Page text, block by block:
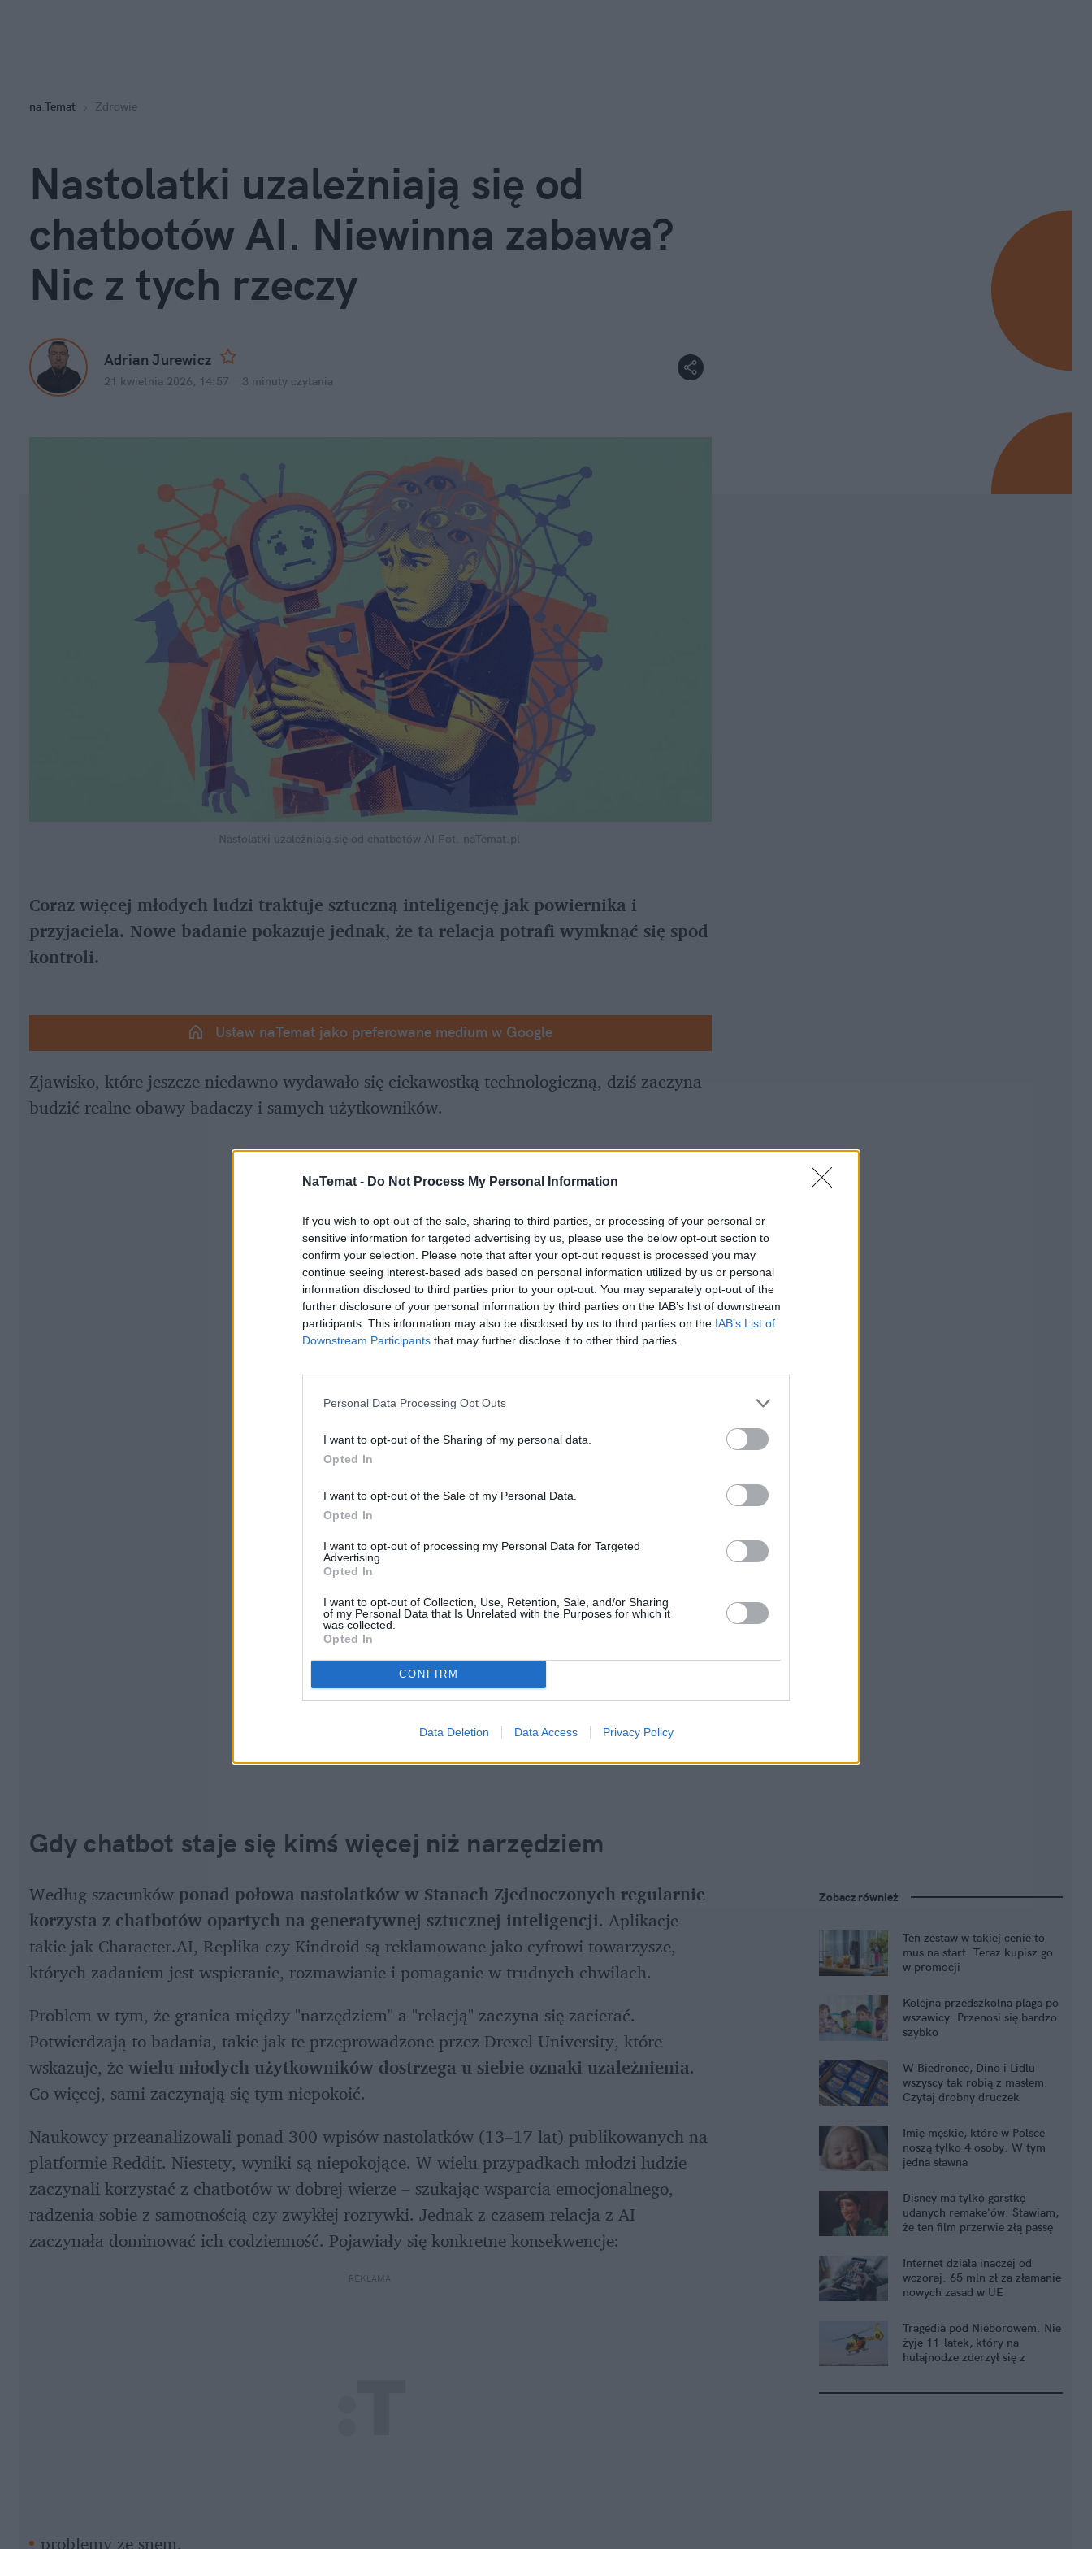
NaTemat - Do Not Process My Personal Information
If you wish to opt-out of the sale, sharing to third parties, or processing of your personal or
sensitive information for targeted advertising by us, please use the below opt-out section to
confirm your selection. Please note that after your opt-out request is processed you may
continue seeing interest-based ads based on personal information utilized by us or personal
information disclosed to third parties prior to your opt-out. You may separately opt-out of the
further disclosure of your personal information by third parties on the IAB’s list of downstream
participants. This information may also be disclosed by us to third parties on the IAB’s List of
Downstream Participants that may further disclose it to other third parties.
Personal Data Processing Opt Outs
I want to opt-out of the Sharing of my personal data.
Opted In
I want to opt-out of the Sale of my Personal Data.
Opted In
I want to opt-out of processing my Personal Data for Targeted
Advertising.
Opted In
I want to opt-out of Collection, Use, Retention, Sale, and/or Sharing
of my Personal Data that Is Unrelated with the Purposes for which it
was collected.
Opted In
CONFIRM
Data Deletion Data Access Privacy Policy
na:Temat Zdrowie
Nastolatki uzależniają się od
chatbotów AI. Niewinna zabawa?
Nic z tych rzeczy
Adrian Jurewicz
21 kwietnia 2026, 14:57 3 minuty czytania
Nastolatki uzależniają się od chatbotów AI Fot. naTemat.pl
Coraz więcej młodych ludzi traktuje sztuczną inteligencję jak powiernika i
przyjaciela. Nowe badanie pokazuje jednak, że ta relacja potrafi wymknąć się spod
kontroli.
Ustaw naTemat jako preferowane medium w Google
Zjawisko, które jeszcze niedawno wydawało się ciekawostką technologiczną, dziś zaczyna
budzić realne obawy badaczy i samych użytkowników.
Gdy chatbot staje się kimś więcej niż narzędziem
Według szacunków ponad połowa nastolatków w Stanach Zjednoczonych regularnie
korzysta z chatbotów opartych na generatywnej sztucznej inteligencji. Aplikacje
takie jak Character.AI, Replika czy Kindroid są reklamowane jako cyfrowi towarzysze,
których zadaniem jest wspieranie, rozmawianie i pomaganie w trudnych chwilach.
Problem w tym, że granica między "narzędziem" a "relacją" zaczyna się zacierać.
Potwierdzają to badania, takie jak te przeprowadzone przez Drexel University, które
wskazuje, że wielu młodych użytkowników dostrzega u siebie oznaki uzależnienia.
Co więcej, sami zaczynają się tym niepokoić.
Naukowcy przeanalizowali ponad 300 wpisów nastolatków (13–17 lat) publikowanych na
platformie Reddit. Niestety, wyniki są niepokojące. W wielu przypadkach młodzi ludzie
zaczynali korzystać z chatbotów w dobrej wierze – szukając wsparcia emocjonalnego,
radzenia sobie z samotnością czy zwykłej rozrywki. Jednak z czasem relacja z AI
zaczynała dominować ich codzienność. Pojawiały się konkretne konsekwencje:
REKLAMA
problemy ze snem,
Zobacz również
Ten zestaw w takiej cenie to
mus na start. Teraz kupisz go
w promocji
Kolejna przedszkolna plaga po
wszawicy. Przenosi się bardzo
szybko
W Biedronce, Dino i Lidlu
wszyscy tak robią z masłem.
Czytaj drobny druczek
Imię męskie, które w Polsce
noszą tylko 4 osoby. W tym
jedna sławna
Disney ma tylko garstkę
udanych remake'ów. Stawiam,
że ten film przerwie złą passę
Internet działa inaczej od
wczoraj. 65 mln zł za złamanie
nowych zasad w UE
Tragedia pod Nieborowem. Nie
żyje 11-latek, który na
hulajnodze zderzył się z